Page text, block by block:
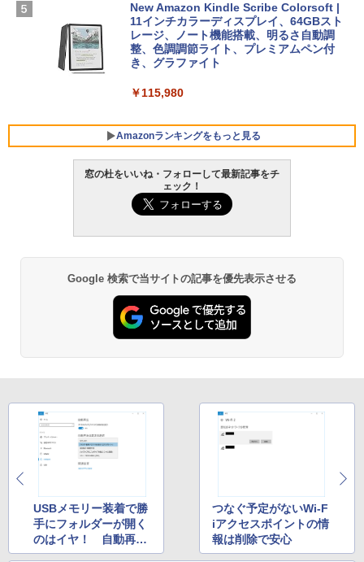
FMV ノートパソコン WE1-K3 (MS 365 P
ersonal/Copilotキー搭載/Win 11/15.6型/
Core i5/16GB/SSD 512GB/ホワイト) FM
VWK3E15W_AZ
￥119,800
￥1,600
New Amazon Kindle Scribe Colorsoft |
11インチカラーディスプレイ、64GBスト
レージ、ノート機能搭載、明るさ自動調
整、色調調節ライト、プレミアムペン付
き、グラファイト
￥115,980
Amazonランキングをもっと見る
窓の杜をいいね・フォローして最新記事をチ
ェック！
Google 検索で当サイトの記事を優先表示させる
USBメモリー装着で勝
手にフォルダーが開く
のはイヤ！ 自動再生
設定を変更する
つなぐ予定がないWi-F
iアクセスポイントの情
報は削除で安心